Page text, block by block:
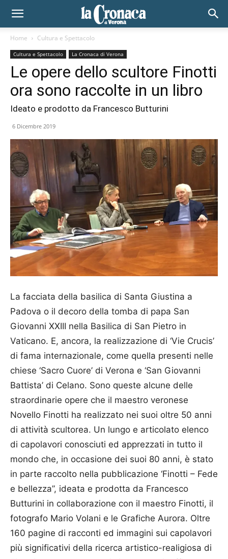
Home Cultura e Spettacolo
Cultura e Spettacolo La Cronaca di Verona
Le opere dello scultore Finotti
ora sono raccolte in un libro
Ideato e prodotto da Francesco Butturini
6 Dicembre 2019
La facciata della basilica di Santa Giustina a
Padova o il decoro della tomba di papa San
Giovanni XXIII nella Basilica di San Pietro in
Vaticano. E, ancora, la realizzazione di ‘Vie Crucis’
di fama internazionale, come quella presenti nelle
chiese ‘Sacro Cuore’ di Verona e ‘San Giovanni
Battista’ di Celano. Sono queste alcune delle
straordinarie opere che il maestro veronese
Novello Finotti ha realizzato nei suoi oltre 50 anni
di attività scultorea. Un lungo e articolato elenco
di capolavori conosciuti ed apprezzati in tutto il
mondo che, in occasione dei suoi 80 anni, è stato
in parte raccolto nella pubblicazione ‘Finotti – Fede
e bellezza”, ideata e prodotta da Francesco
Butturini in collaborazione con il maestro Finotti, il
fotografo Mario Volani e le Grafiche Aurora. Oltre
160 pagine di racconti ed immagini sui capolavori
più significativi della ricerca artistico-realigiosa di